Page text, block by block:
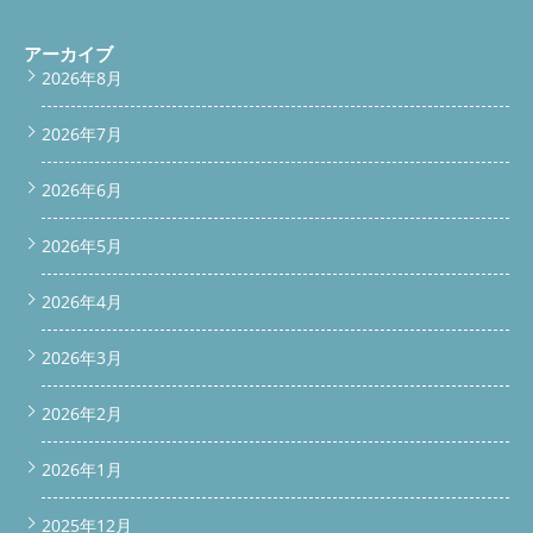
アーカイブ
2026年8月
2026年7月
2026年6月
2026年5月
2026年4月
2026年3月
2026年2月
2026年1月
2025年12月